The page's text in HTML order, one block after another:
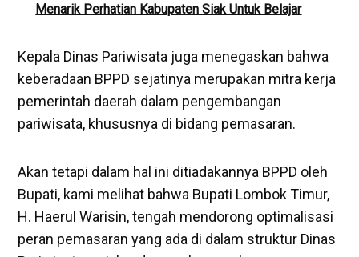
Menarik Perhatian Kabupaten Siak Untuk Belajar
Kepala Dinas Pariwisata juga menegaskan bahwa
keberadaan BPPD sejatinya merupakan mitra kerja
pemerintah daerah dalam pengembangan
pariwisata, khususnya di bidang pemasaran.
Akan tetapi dalam hal ini ditiadakannya BPPD oleh
Bupati, kami melihat bahwa Bupati Lombok Timur,
H. Haerul Warisin, tengah mendorong optimalisasi
peran pemasaran yang ada di dalam struktur Dinas